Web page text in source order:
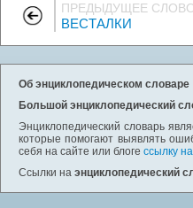
ПРЕДЫДУЩЕЕ
ВЕСТАЛКИ
Об энциклопедическом словаре
Большой энциклопедический
Энциклопедический словарь
которые помогают выявлять
себя на сайте или блоге ссылку
Ссылки на энциклопедический